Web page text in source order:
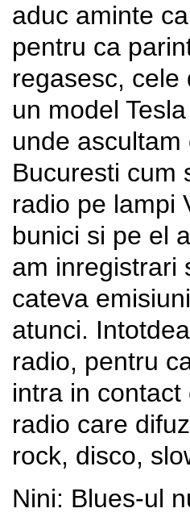
aduc aminte
pentru ca
regasesc,
un model
unde
Bucuresti cum
radio pe lampi
bunici si pe el
am inregistrari
cateva
atunci.
radio, pentru
intra in
radio care
rock, disco,
Nini: Blues-ul